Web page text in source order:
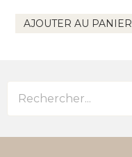
AJOUTER AU PANIER